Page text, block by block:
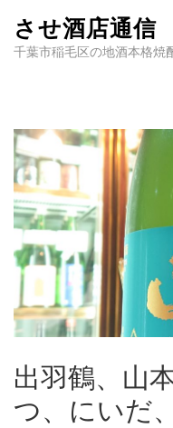
させ酒店通信
千葉市稲毛区の地酒本格焼
出羽鶴、山
つ、にいだ